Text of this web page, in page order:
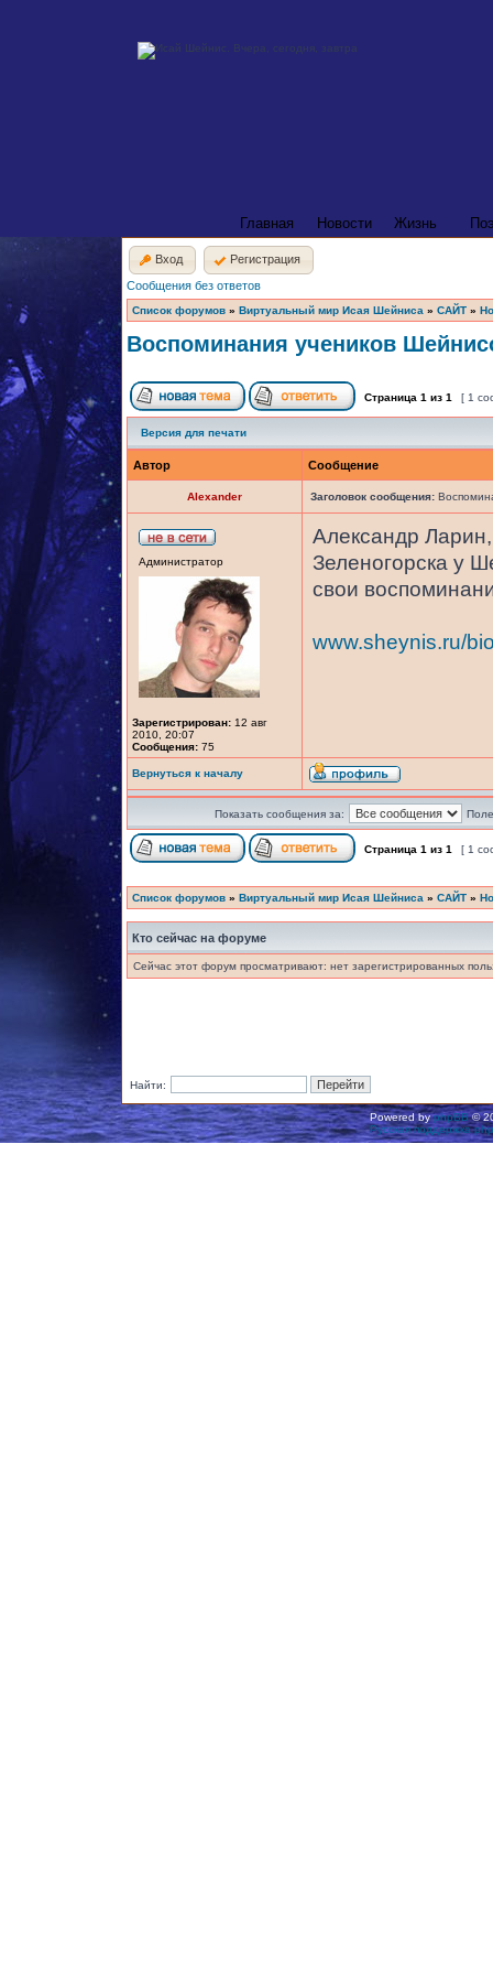
Главная Новости Жизнь
Вход
Регистрация
Сообщения без ответов
Список форумов » Виртуальный мир Исая Шейниса » САЙТ »
Воспоминания учеников
Страница 1 из 1 [ 1
Версия для печати
Автор Сообщение
Alexander Заголовок сообщения:
Администратор
Зарегистрирован: 12 авг
2010, 20:07
Сообщения: 75
Александр
Зеленогорска у
свои
www.sheynis.ru/
Вернуться к началу
Показать сообщения за:
Страница 1 из 1 [ 1
Список форумов » Виртуальный мир Исая Шейниса » САЙТ »
Кто сейчас на форуме
Сейчас этот форум просматривают: нет зарегистрированных
Найти:
Powered byphpBB©
Русская поддержка